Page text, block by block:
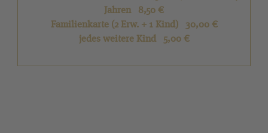
Jahren 8,50 €
Familienkarte (2 Erw. + 1 Kind) 30,00 €
jedes weitere Kind 5,00 €